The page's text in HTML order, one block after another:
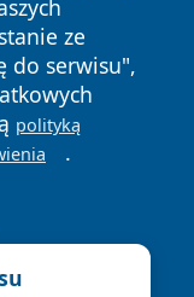
ze
do serwisu",
polityką
.
Polityka
Cookies